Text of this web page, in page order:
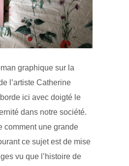
graphique sur la
l’artiste Catherine
ici avec doigté le
dans notre société.
comment une grande
ce sujet est de mise
vu que l’histoire de